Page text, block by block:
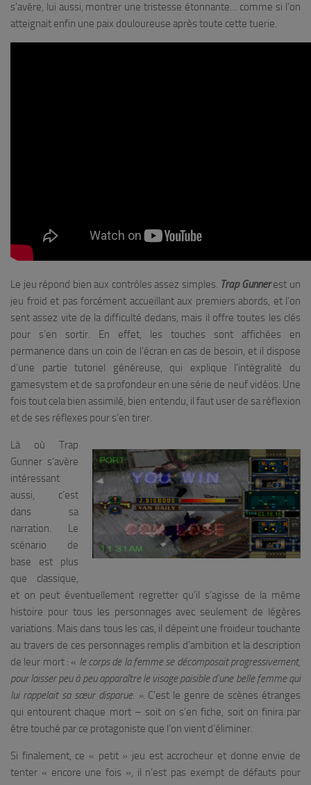
s’avère, lui aussi, montrer une tristesse étonnante… comme si l’on
atteignait enfin une paix douloureuse après toute cette tuerie.
Le jeu répond bien aux contrôles assez simples. Trap Gunnerest un
jeu froid et pas forcément accueillant aux premiers abords, et l’on
sent assez vite de la difficulté dedans, mais il offre toutes les clés
pour s’en sortir. En effet, les touches sont affichées en
permanence dans un coin de l’écran en cas de besoin, et il dispose
d’une partie tutoriel généreuse, qui explique l’intégralité du
gamesystem et de sa profondeur en une série de neuf vidéos. Une
fois tout cela bien assimilé, bien entendu, il faut user de sa réflexion
et de ses réflexes pour s’en tirer.
Là où Trap
Gunner s’avère
intéressant
aussi, c’est
dans sa
narration. Le
scénario de
base est plus
que classique,
et on peut éventuellement regretter qu’il s’agisse de la même
histoire pour tous les personnages avec seulement de légères
variations. Mais dans tous les cas, il dépeint une froideur touchante
au travers de ces personnages remplis d’ambition et la description
de leur mort : « le corps de la femme se décomposait progressivement,
pour laisser peu à peu apparaître le visage paisible d’une belle femme qui
lui rappelait sa sœur disparue. ». C’est le genre de scènes étranges
qui entourent chaque mort – soit on s’en fiche, soit on finira par
être touché par ce protagoniste que l’on vient d’éliminer.
Si finalement, ce « petit » jeu est accrocheur et donne envie de
tenter « encore une fois », il n’est pas exempt de défauts pour